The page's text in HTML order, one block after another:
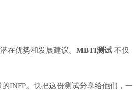
在优势和发展建议。 MBTI测试 不仅
INFP。快把这份测试分享给他们，一